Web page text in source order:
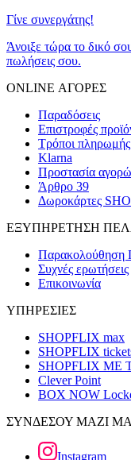
Γίνε συνεργάτης!
Άνοιξε τώρα το δικό
πωλήσεις σου.
ONLINE ΑΓΟΡΕΣ
Παραδόσεις
Επιστροφές
Τρόποι πληρωμής
Klarna
Προστασία
Άρθρο 39
Δωροκάρτες
ΕΞΥΠΗΡΕΤΗΣΗ
Παρακολούθηση
Συχνές ερωτήσεις
Επικοινωνία
ΥΠΗΡΕΣΙΕΣ
SHOPFLIX max
SHOPFLIX
SHOPFLIX ΜΕ
Clever Point
BOX NOW
ΣΥΝΔΕΣΟΥ ΜΑΖΙ
Instagram